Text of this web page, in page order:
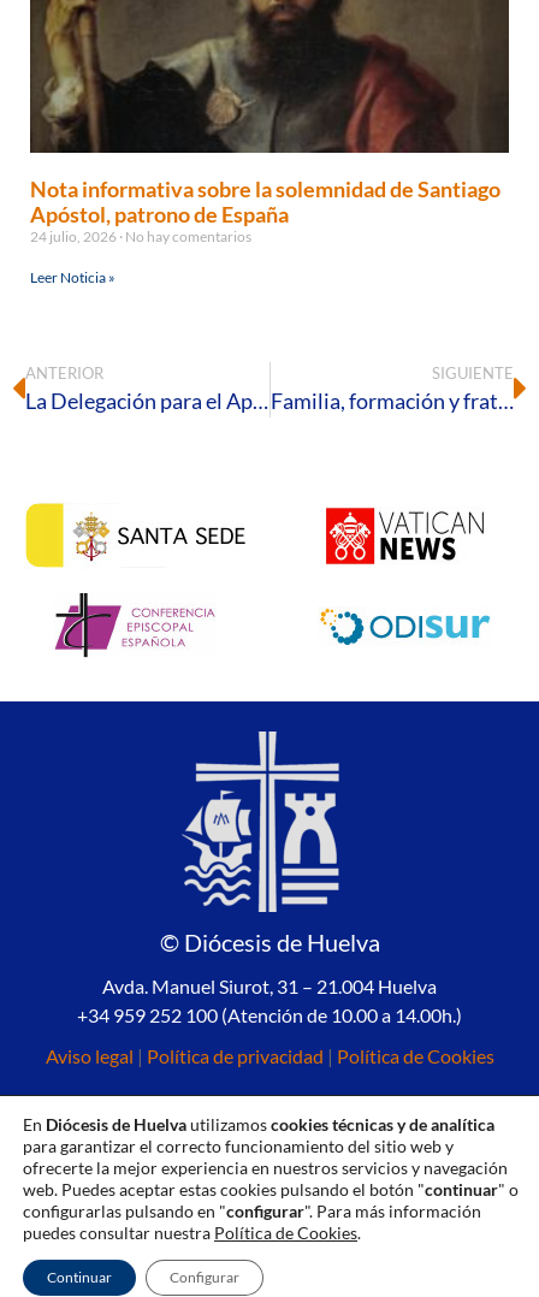
Nota informativa sobre la solemnidad de Santiago
Apóstol, patrono de España
24 julio, 2026 No hay comentarios
Leer Noticia »
ANTERIOR
La Delegación para el Apostolado de los Laicos convoca al Retiro Diocesano de Adviento
SIGUIENTE
Familia, formación y fraternidad: la Diócesis de Huelva en marcha
© Diócesis de Huelva
Avda. Manuel Siurot, 31 – 21.004 Huelva
+34 959 252 100 (Atención de 10.00 a 14.00h.)
Aviso legal | Política de privacidad | Política de Cookies
En Diócesis de Huelvautilizamoscookies técnicas y de analítica
para garantizar el correcto funcionamiento del sitio web y
ofrecerte la mejor experiencia en nuestros servicios y navegación
web. Puedes aceptar estas cookies pulsando el botón "continuar" o
configurarlas pulsando en "configurar". Para más información
puedes consultar nuestra Política de Cookies.
Continuar Configurar